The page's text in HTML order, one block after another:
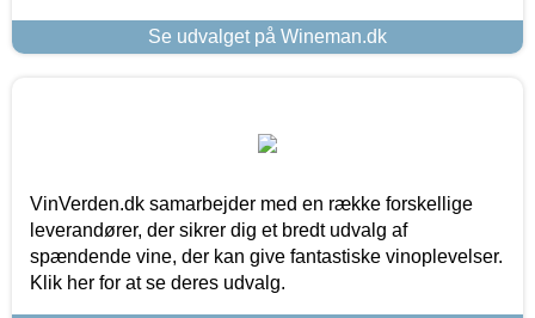
Se udvalget på Wineman.dk
VinVerden.dk samarbejder med en række forskellige
leverandører, der sikrer dig et bredt udvalg af
spændende vine, der kan give fantastiske vinoplevelser.
Klik her for at se deres udvalg.